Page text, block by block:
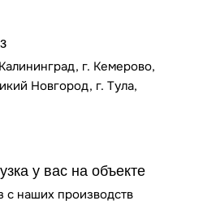
г. Кемерово,
Новгород, г. Тула,
у вас на объекте
с наших производств